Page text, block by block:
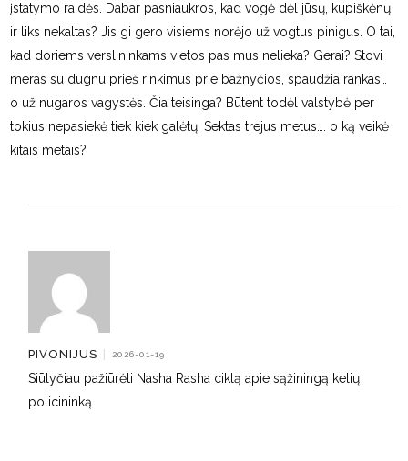
įstatymo raidės. Dabar pasniaukros, kad vogė dėl jūsų, kupiškėnų
ir liks nekaltas? Jis gi gero visiems norėjo už vogtus pinigus. O tai,
kad doriems verslininkams vietos pas mus nelieka? Gerai? Stovi
meras su dugnu prieš rinkimus prie bažnyčios, spaudžia rankas…
o už nugaros vagystės. Čia teisinga? Būtent todėl valstybė per
tokius nepasiekė tiek kiek galėtų. Sektas trejus metus…. o ką veikė
kitais metais?
PIVONIJUS | 2026-01-19
Siūlyčiau pažiūrėti Nasha Rasha ciklą apie sąžiningą kelių
policininką.